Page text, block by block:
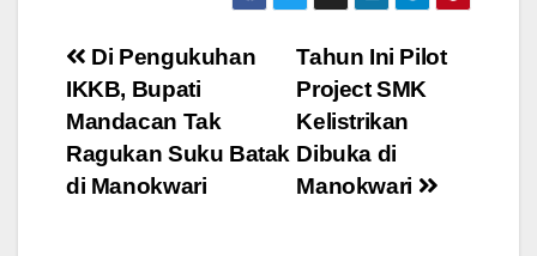
Post
navigation
Tahun Ini Pilot
Project SMK
Kelistrikan
Dibuka di
Manokwari
Di Pengukuhan
IKKB, Bupati
Mandacan Tak
Ragukan Suku Batak
di Manokwari